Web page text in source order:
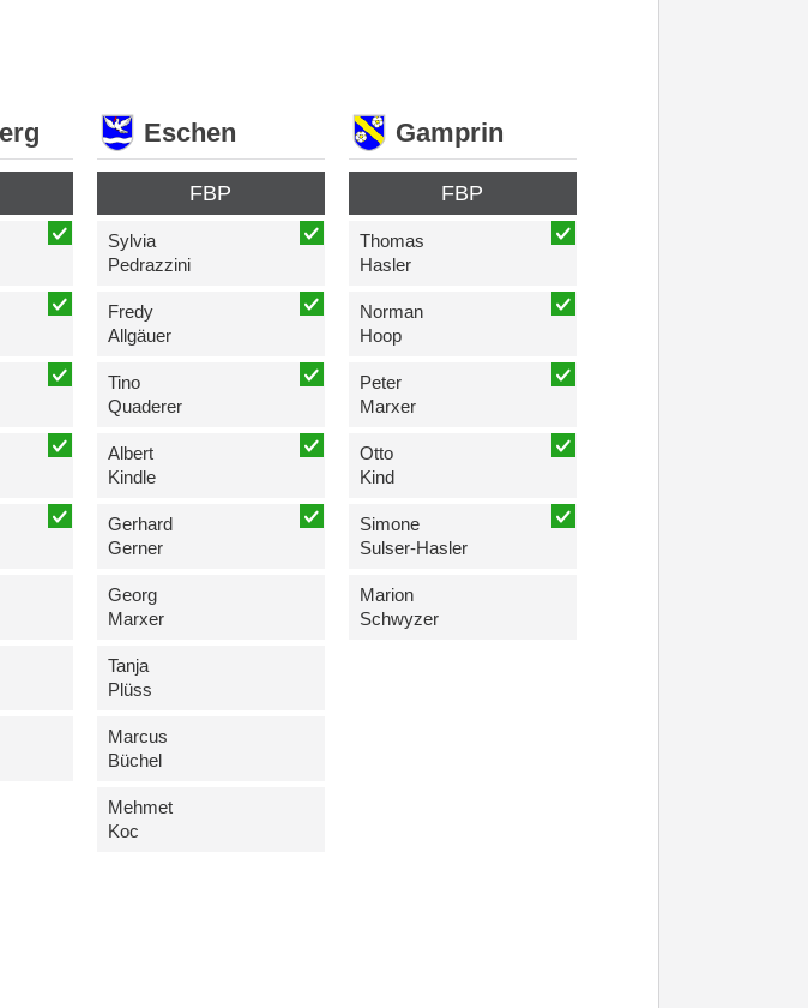
Eschen
FBP
Sylvia
Pedrazzini
Fredy
Allgäuer
Tino
Quaderer
Albert
Kindle
Gerhard
Gerner
Georg
Marxer
Tanja
Plüss
Marcus
Büchel
Mehmet
Koc
Gamprin
FBP
Thomas
Hasler
Norman
Hoop
Peter
Marxer
Otto
Kind
Simone
Sulser-Hasler
Marion
Schwyzer